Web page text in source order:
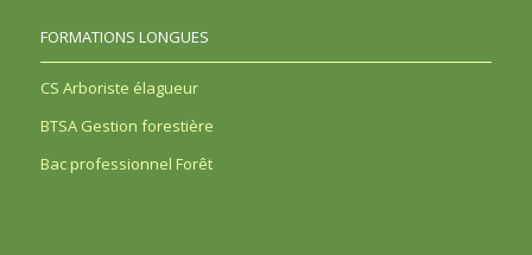
FORMATIONS LONGUES
CS Arboriste élagueur
BTSA Gestion forestière
Bac professionnel Forêt